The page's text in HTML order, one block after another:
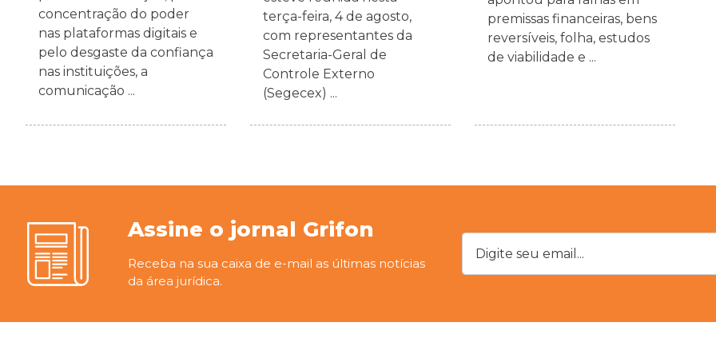
concentração do poder
nas plataformas digitais e
pelo desgaste da confiança
nas instituições, a
comunicação ...
terça-feira, 4 de agosto,
com representantes da
Secretaria-Geral de
Controle Externo
(Segecex) ...
premissas financeiras, bens
reversíveis, folha, estudos
de viabilidade e ...
Assine o jornal Grifon
Receba na sua caixa de e-mail as últimas notícias
da área jurídica.
Digite seu email...